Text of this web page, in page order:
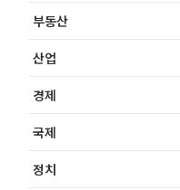
부동산
산업
경제
국제
정치